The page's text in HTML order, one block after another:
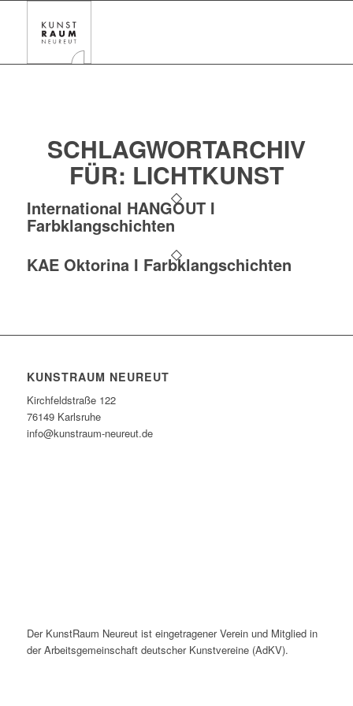
SCHLAGWORTARCHIV
FÜR: LICHTKUNST
International HANGOUT I
Farbklangschichten
KAE Oktorina I Farbklangschichten
KUNSTRAUM NEUREUT
Kirchfeldstraße 122
76149 Karlsruhe
info@kunstraum-neureut.de
Der KunstRaum Neureut ist eingetragener Verein und Mitglied in
der Arbeitsgemeinschaft deutscher Kunstvereine (AdKV).